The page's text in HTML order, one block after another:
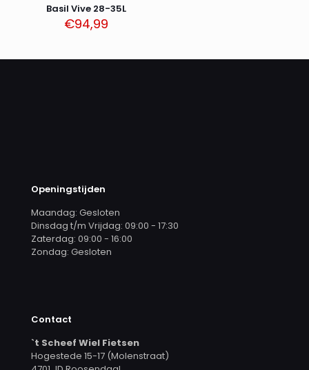
Basil Vive 28-35L
€94,99
Openingstijden
Maandag: Gesloten
Dinsdag t/m Vrijdag: 09:00 - 17:30
Zaterdag: 09:00 - 16:00
Zondag: Gesloten
Contact
`t Scheef Wiel Fietsen
Hogestede 15-17 (Molenstraat)